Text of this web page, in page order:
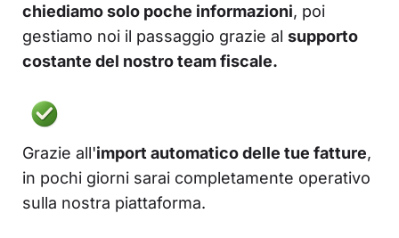
chiediamo solo poche informazioni, poi
gestiamo noi il passaggio grazie al supporto
costante del nostro team fiscale.
Grazie all'import automatico delle tue fatture,
in pochi giorni sarai completamente operativo
sulla nostra piattaforma.